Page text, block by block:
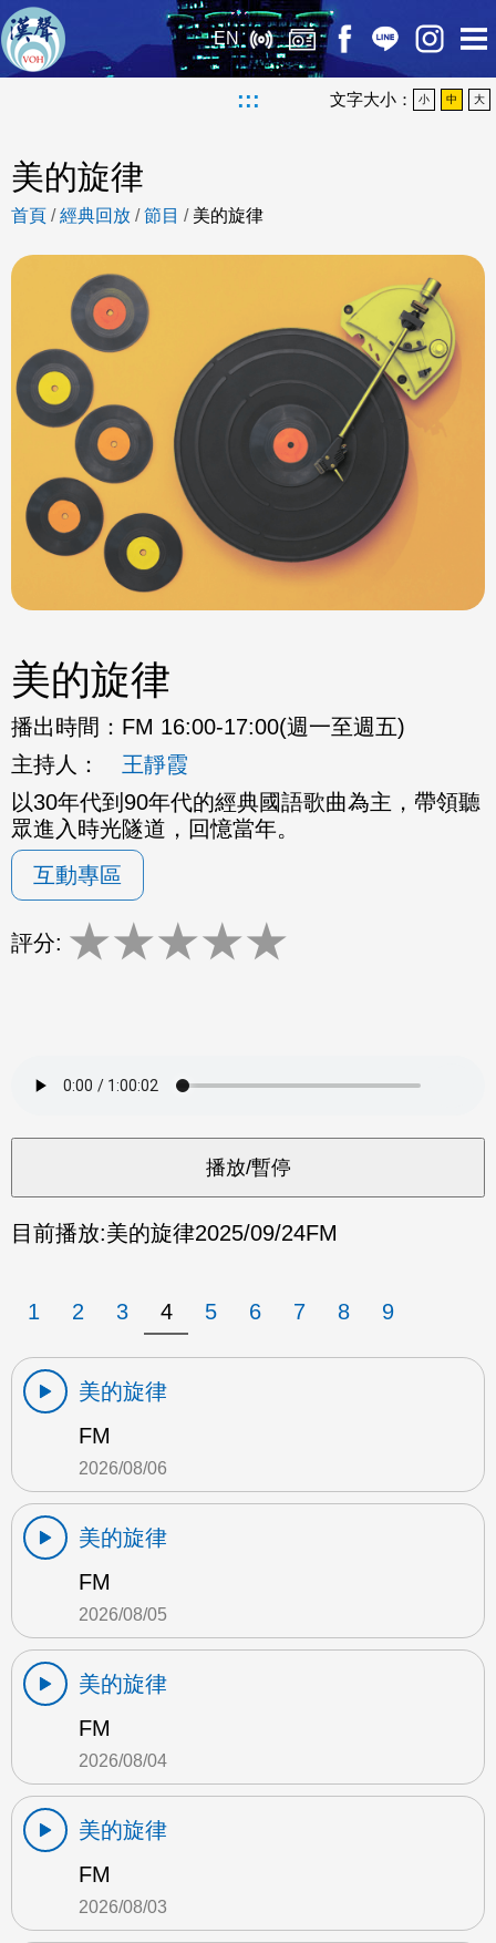
EN
::: 文字大小： 小 中 大
美的旋律
首頁 /經典回放 /節目 / 美的旋律
美的旋律
播出時間： FM 16:00-17:00(週一至週五)
主持人：
王靜霞
以30年代到90年代的經典國語歌曲為主，帶領聽
眾進入時光隧道，回憶當年。
互動專區
評分: ★★★★★
目前播放:美的旋律2025/09/24FM
1 2 3 4 5 6 7 8 9
美的旋律
FM
2026/08/06
美的旋律
FM
2026/08/05
美的旋律
FM
2026/08/04
美的旋律
FM
2026/08/03